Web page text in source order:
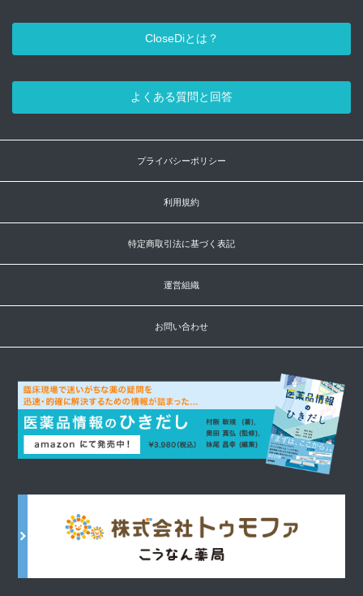
CloseDiとは？
よくある質問と回答
プライバシーポリシー
利用規約
特定商取引法に基づく表記
運営組織
お問い合わせ